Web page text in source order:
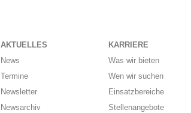
AKTUELLES
News
Termine
Newsletter
Newsarchiv
KARRIERE
Was wir bieten
Wen wir suchen
Einsatzbereiche
Stellenangebote